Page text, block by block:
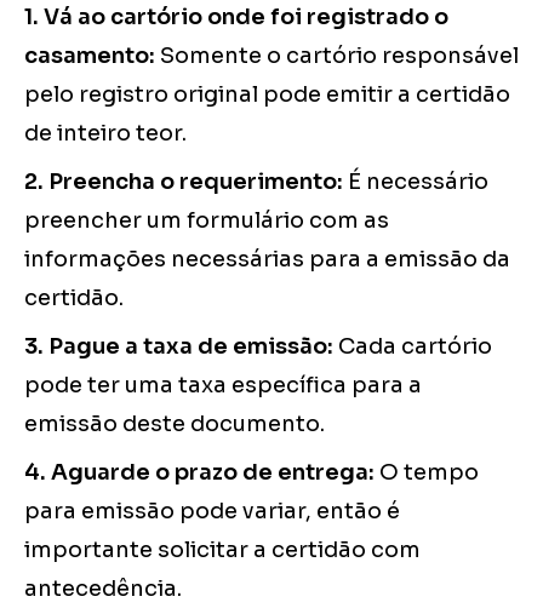
1. Vá ao cartório onde foi registrado o
casamento: Somente o cartório responsável
pelo registro original pode emitir a certidão
de inteiro teor.
2. Preencha o requerimento: É necessário
preencher um formulário com as
informações necessárias para a emissão da
certidão.
3. Pague a taxa de emissão: Cada cartório
pode ter uma taxa específica para a
emissão deste documento.
4. Aguarde o prazo de entrega: O tempo
para emissão pode variar, então é
importante solicitar a certidão com
antecedência.